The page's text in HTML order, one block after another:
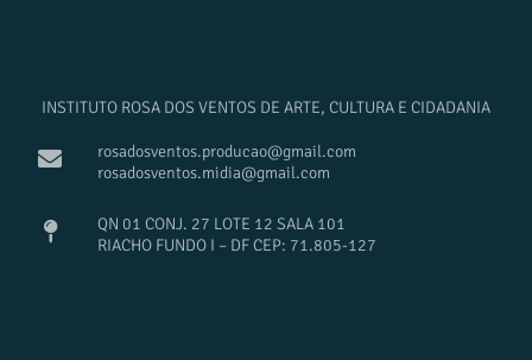
INSTITUTO ROSA DOS VENTOS DE ARTE, CULTURA E CIDADANIA
rosadosventos.producao@gmail.com
rosadosventos.midia@gmail.com
QN 01 CONJ. 27 LOTE 12 SALA 101
RIACHO FUNDO I – DF CEP: 71.805-127